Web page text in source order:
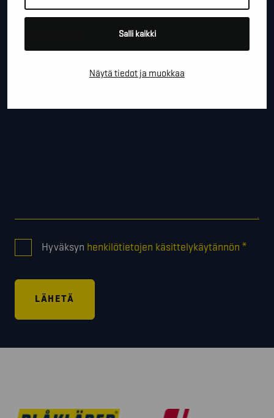
Salli kaikki
Näytä tiedot ja muokkaa
Hyväksyn henkilötietojen käsittelykäytännön *